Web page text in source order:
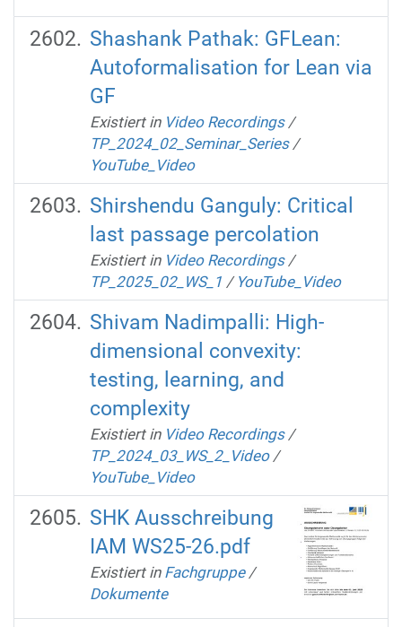
Shashank Pathak: GFLean:
Autoformalisation for Lean via
GF
Existiert in Video Recordings /
TP_2024_02_Seminar_Series /
YouTube_Video
Shirshendu Ganguly: Critical
last passage percolation
Existiert in Video Recordings /
TP_2025_02_WS_1 / YouTube_Video
Shivam Nadimpalli: High-
dimensional convexity:
testing, learning, and
complexity
Existiert in Video Recordings /
TP_2024_03_WS_2_Video /
YouTube_Video
SHK Ausschreibung
IAM WS25-26.pdf
Existiert in Fachgruppe /
Dokumente